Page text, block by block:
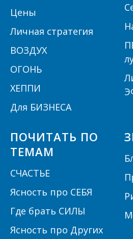
Цены
Личная стратегия
ВОЗДУХ
ОГОНЬ
ХЕППИ
Для БИЗНЕСА
ПОЧИТАТЬ ПО
ТЕМАМ
СЧАСТЬЕ
Ясность про СЕБЯ
Где брать СИЛЫ
Ясность про Других